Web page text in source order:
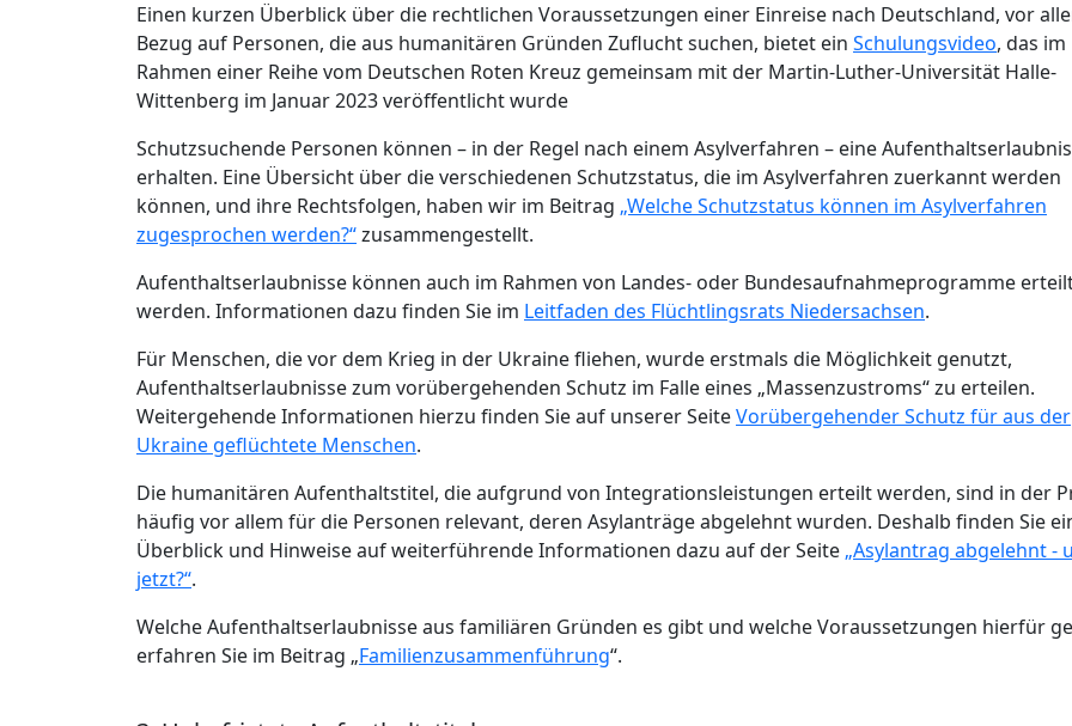
Einen kurzen Überblick über die rechtlichen Voraussetzungen einer Einreise nach Deutschland, vor
Bezug auf Personen, die aus humanitären Gründen Zuflucht suchen, bietet ein Schulungsvideo, das im
Rahmen einer Reihe vom Deutschen Roten Kreuz gemeinsam mit der Martin-Luther-Universität Halle-
Wittenberg im Januar 2023 veröffentlicht wurde
Schutzsuchende Personen können – in der Regel nach einem Asylverfahren – eine Aufenthaltserlaubnis
erhalten. Eine Übersicht über die verschiedenen Schutzstatus, die im Asylverfahren zuerkannt werden
können, und ihre Rechtsfolgen, haben wir im Beitrag „Welche Schutzstatus können im Asylverfahren
zugesprochen werden?“zusammengestellt.
Aufenthaltserlaubnisse können auch im Rahmen von Landes- oder Bundesaufnahmeprogramme
werden. Informationen dazu finden Sie im Leitfaden des Flüchtlingsrats Niedersachsen.
Für Menschen, die vor dem Krieg in der Ukraine fliehen, wurde erstmals die Möglichkeit genutzt,
Aufenthaltserlaubnisse zum vorübergehenden Schutz im Falle eines „Massenzustroms“ zu erteilen.
Weitergehende Informationen hierzu finden Sie auf unserer SeiteVorübergehender Schutz für aus der
Ukraine geflüchtete Menschen.
Die humanitären Aufenthaltstitel, die aufgrund von Integrationsleistungen erteilt werden, sind in der
häufig vor allem für die Personen relevant, deren Asylanträge abgelehnt wurden. Deshalb finden Sie
Überblick und Hinweise auf weiterführende Informationen dazu auf der Seite„Asylantrag abgelehnt -
jetzt?“.
Welche Aufenthaltserlaubnisse aus familiären Gründen es gibt und welche Voraussetzungen hierfür
erfahren Sie im Beitrag „Familienzusammenführung“.